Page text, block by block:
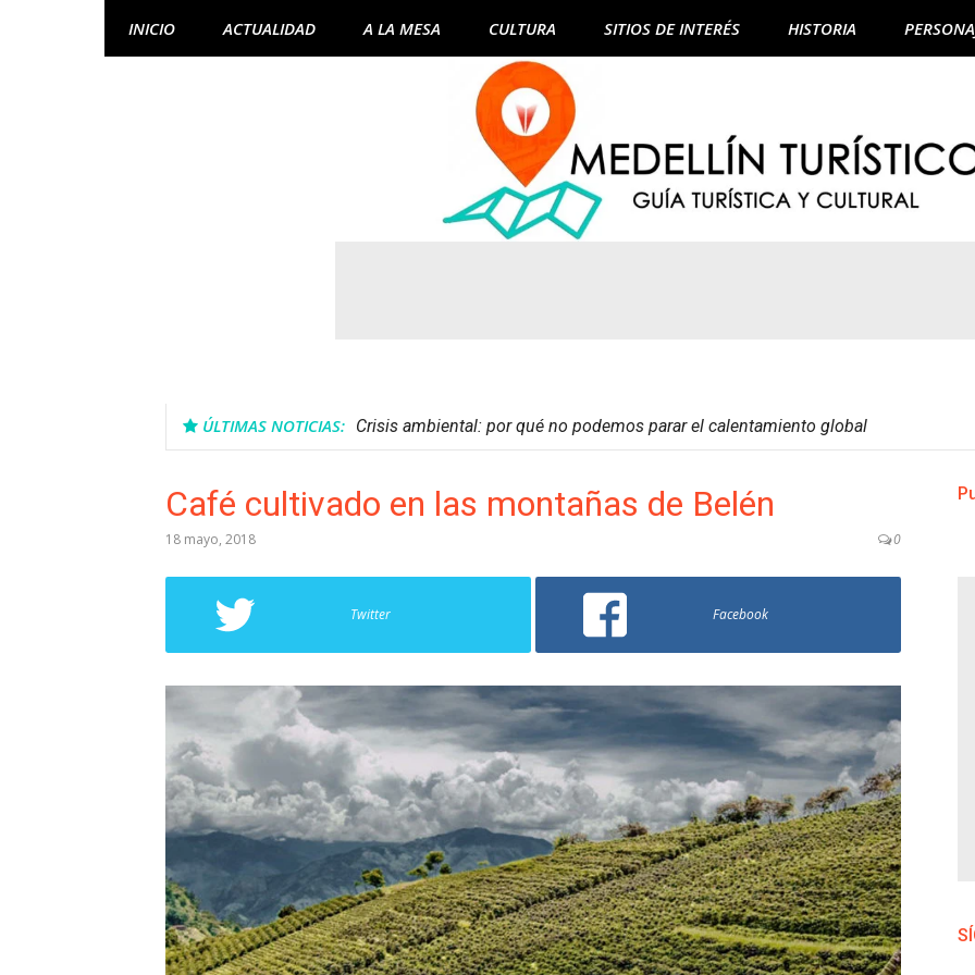
INICIO ACTUALIDAD A LA MESA CULTURA SITIOS DE INTERÉS HISTORIA
ÚLTIMAS NOTICIAS: Crisis ambiental: por qué no podemos parar el calentamiento global
Café cultivado en las montañas de Belén
18 mayo, 2018 0
Twitter Facebook